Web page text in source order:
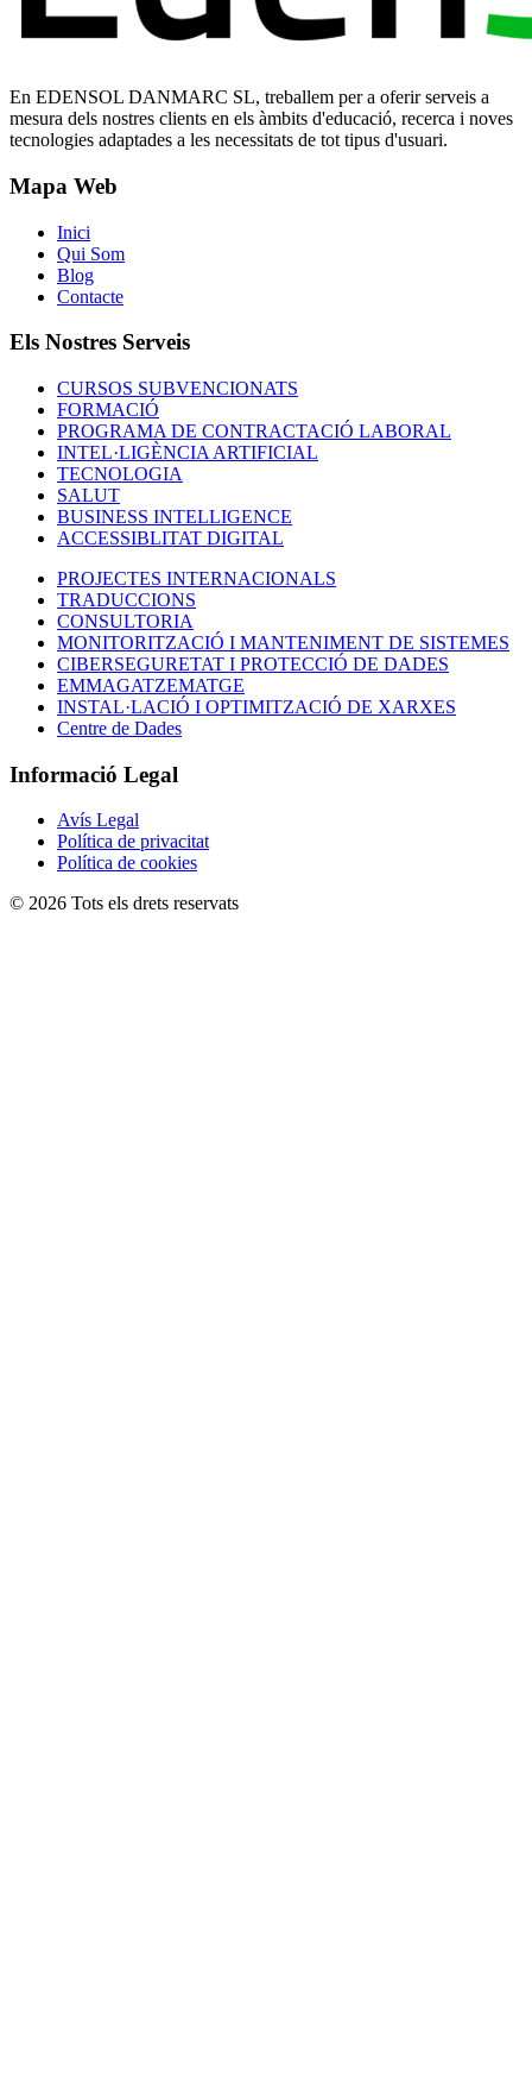
En EDENSOL DANMARC SL, treballem per a oferir serveis a
mesura dels nostres clients en els àmbits d'educació, recerca i noves
tecnologies adaptades a les necessitats de tot tipus d'usuari.
Mapa Web
Inici
Qui Som
Blog
Contacte
Els Nostres Serveis
CURSOS SUBVENCIONATS
FORMACIÓ
PROGRAMA DE CONTRACTACIÓ LABORAL
INTEL·LIGÈNCIA ARTIFICIAL
TECNOLOGIA
SALUT
BUSINESS INTELLIGENCE
ACCESSIBLITAT DIGITAL
PROJECTES INTERNACIONALS
TRADUCCIONS
CONSULTORIA
MONITORITZACIÓ I MANTENIMENT DE SISTEMES
CIBERSEGURETAT I PROTECCIÓ DE DADES
EMMAGATZEMATGE
INSTAL·LACIÓ I OPTIMITZACIÓ DE XARXES
Centre de Dades
Informació Legal
Avís Legal
Política de privacitat
Política de cookies
© 2026 Tots els drets reservats